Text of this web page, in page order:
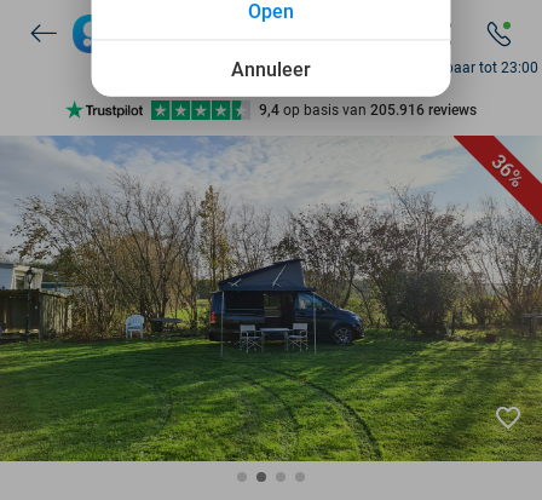
7 dagen per week beschikbaar
10+ miljoen leden
9,4 op basis van 205.916 reviews
Ontdek 15.000+ deals
7 dagen per week beschikbaar
10+ miljoen leden
Bereikbaar tot 23:00
36%
favorite_border
Annuleer
Open